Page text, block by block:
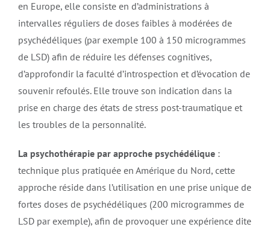
en Europe, elle consiste en d’administrations à
intervalles réguliers de doses faibles à modérées de
psychédéliques (par exemple 100 à 150 microgrammes
de LSD) afin de réduire les défenses cognitives,
d’approfondir la faculté d’introspection et d’évocation de
souvenir refoulés. Elle trouve son indication dans la
prise en charge des états de stress post-traumatique et
les troubles de la personnalité.
La psychothérapie par approche psychédélique :
technique plus pratiquée en Amérique du Nord, cette
approche réside dans l’utilisation en une prise unique de
fortes doses de psychédéliques (200 microgrammes de
LSD par exemple), afin de provoquer une expérience dite